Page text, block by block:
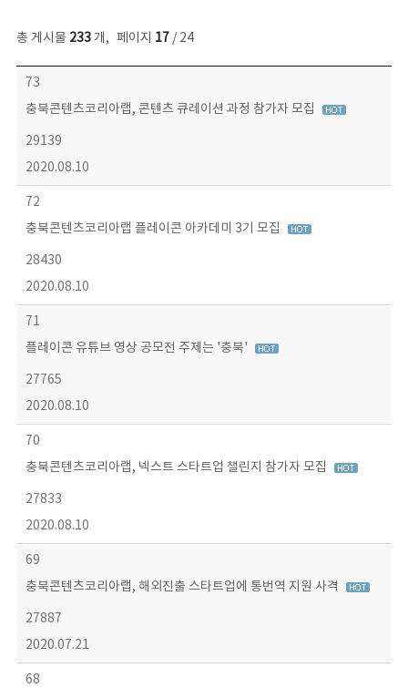
총 게시물 233개, 페이지 17 / 24
보도자료 목록 - 번호, 제목, 작성자, 파일, 조회수, 작성일 정보 제공
73
충북콘텐츠코리아랩, 콘텐츠 큐레이션 과정 참가자 모집
29139
2020.08.10
72
충북콘텐츠코리아랩 플레이콘 아카데미 3기 모집
28430
2020.08.10
71
플레이콘 유튜브 영상 공모전 주제는 '충북'
27765
2020.08.10
70
충북콘텐츠코리아랩, 넥스트 스타트업 챌린지 참가자 모집
27833
2020.08.10
69
충북콘텐츠코리아랩, 해외진출 스타트업에 통번역 지원 사격
27887
2020.07.21
68